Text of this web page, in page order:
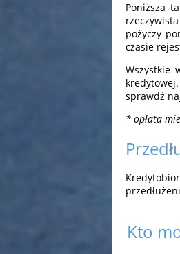
Poniższa
pożyczy
czasie
Wszystkie
sprawdź
* opłata
Kto